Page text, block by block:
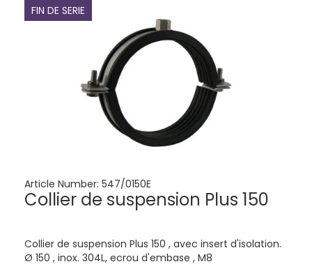
FIN DE SERIE
Article Number: 547/0150E
Collier de suspension Plus 150
Collier de suspension Plus 150 , avec insert d'isolation.
Ø 150 , inox. 304L, ecrou d'embase , M8